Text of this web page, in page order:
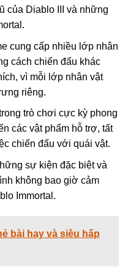
của Diablo III và những
cung cấp nhiều lớp nhân
cách chiến đấu khác
vì mỗi lớp nhân vật
riêng.
trò chơi cực kỳ phong
các vật phẩm hỗ trợ, tất
chiến đấu với quái vật.
sự kiện đặc biệt và
không bao giờ cảm
Immortal.
bài hay và siêu hấp